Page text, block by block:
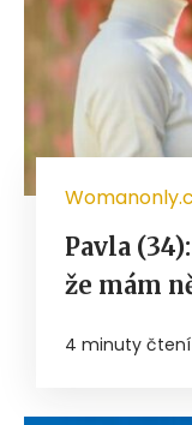
Pavla
že mám
4 minuty čtení